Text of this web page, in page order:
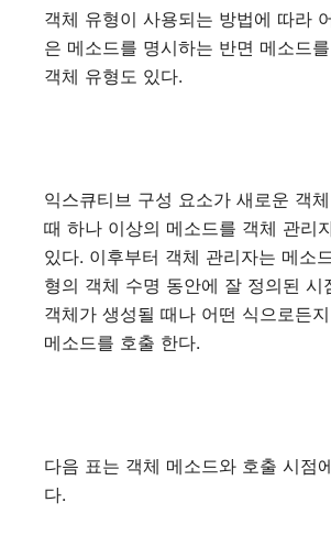
객체 유형이 사용되는 방법에 따라
은 메소드를 명시하는 반면 메소드
객체 유형도 있다.
익스큐티브 구성 요소가 새로운 객
때 하나 이상의 메소드를 객체 관리
있다. 이후부터 객체 관리자는 메소
형의 객체 수명 동안에 잘 정의된 시
객체가 생성될 때나 어떤 식으로든
메소드를 호출 한다.
다음 표는 객체 메소드와 호출 시점
다.